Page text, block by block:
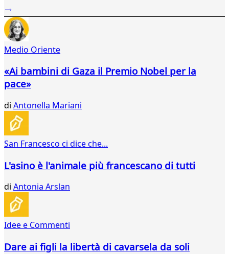
Medio Oriente
«Ai bambini di Gaza il Premio Nobel per la
pace»
di Antonella Mariani
San Francesco ci dice che...
L'asino è l'animale più francescano di tutti
di Antonia Arslan
Idee e Commenti
Dare ai figli la libertà di cavarsela da soli